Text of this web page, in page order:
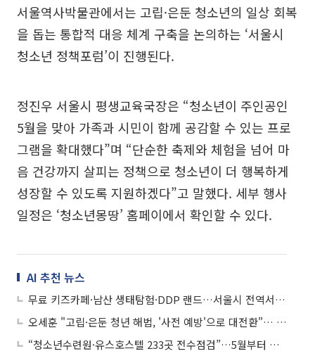
서울역사박물관에서는 고립·은둔 청소년의 일상 회복
을 돕는 통합적 대응 체계 구축을 논의하는 ‘서울시
청소년 정책포럼’이 진행된다.
정진우 서울시 평생교육국장은 “청소년이 주인공인
5월을 맞아 가족과 시민이 함께 공감할 수 있는 프로
그램을 확대했다”며 “단순한 축제와 체험을 넘어 마
음 건강까지 살피는 정책으로 청소년이 더 행복하게
성장할 수 있도록 지원하겠다”고 말했다. 세부 행사
일정은 ‘청소년몽땅’ 홈페이에서 확인할 수 있다.
AI 추천 뉴스
무료 키즈카페·남산 생태탐험·DDP 랜드…서울시 전역서 '어린이날 축제' 열린다
오세훈 "고립·은둔 청년 해법, '사전 예방'으로 대전환"… 서울시, 5년간 1090억원 투입
“청소년수련원·유스호스텔 233곳 전수점검”…5월부터 안전·위생 종합점검